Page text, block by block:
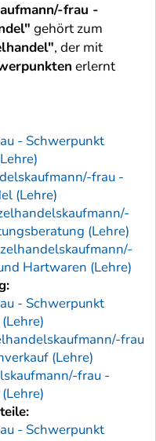
frau -
gehört zum
, der mit
erlernt
- Schwerpunkt
frau -
(Lehre)
(Lehre)
Hartwaren (Lehre)
- Schwerpunkt
frau
(Lehre)
frau -
- Schwerpunkt